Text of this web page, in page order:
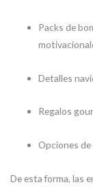
Packs de
Detalles
Regalos
Opciones
De esta forma, las